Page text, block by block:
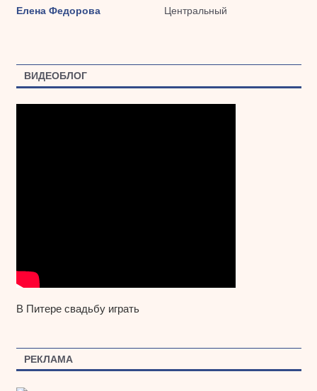
Елена Федорова Центральный
ВИДЕОБЛОГ
В Питере свадьбу играть
РЕКЛАМА